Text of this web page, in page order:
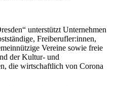
unterstützt Unternehmen
Freiberufler:innen,
Vereine sowie freie
der Kultur- und
die wirtschaftlich von Corona